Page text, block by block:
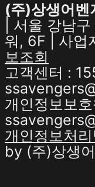
(주)상생어벤
| 서울 강남
워, 6F | 사
보조회
고객센터 :
개인정보보호
개인정보처
by (주)상생